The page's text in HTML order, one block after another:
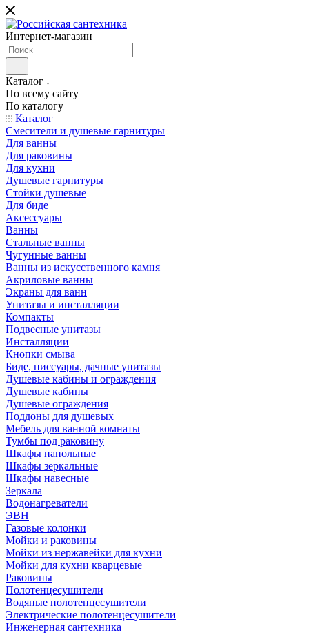
Интернет-магазин
Каталог
По всему сайту
По каталогу
Каталог
Смесители и душевые гарнитуры
Для ванны
Для раковины
Для кухни
Душевые гарнитуры
Стойки душевые
Для биде
Аксессуары
Ванны
Стальные ванны
Чугунные ванны
Ванны из искусственного камня
Акриловые ванны
Экраны для ванн
Унитазы и инсталляции
Компакты
Подвесные унитазы
Инсталляции
Кнопки смыва
Биде, писсуары, дачные унитазы
Душевые кабины и ограждения
Душевые кабины
Душевые ограждения
Поддоны для душевых
Мебель для ванной комнаты
Тумбы под раковину
Шкафы напольные
Шкафы зеркальные
Шкафы навесные
Зеркала
Водонагреватели
ЭВН
Газовые колонки
Мойки и раковины
Мойки из нержавейки для кухни
Мойки для кухни кварцевые
Раковины
Полотенцесушители
Водяные полотенцесушители
Электрические полотенцесушители
Инженерная сантехника